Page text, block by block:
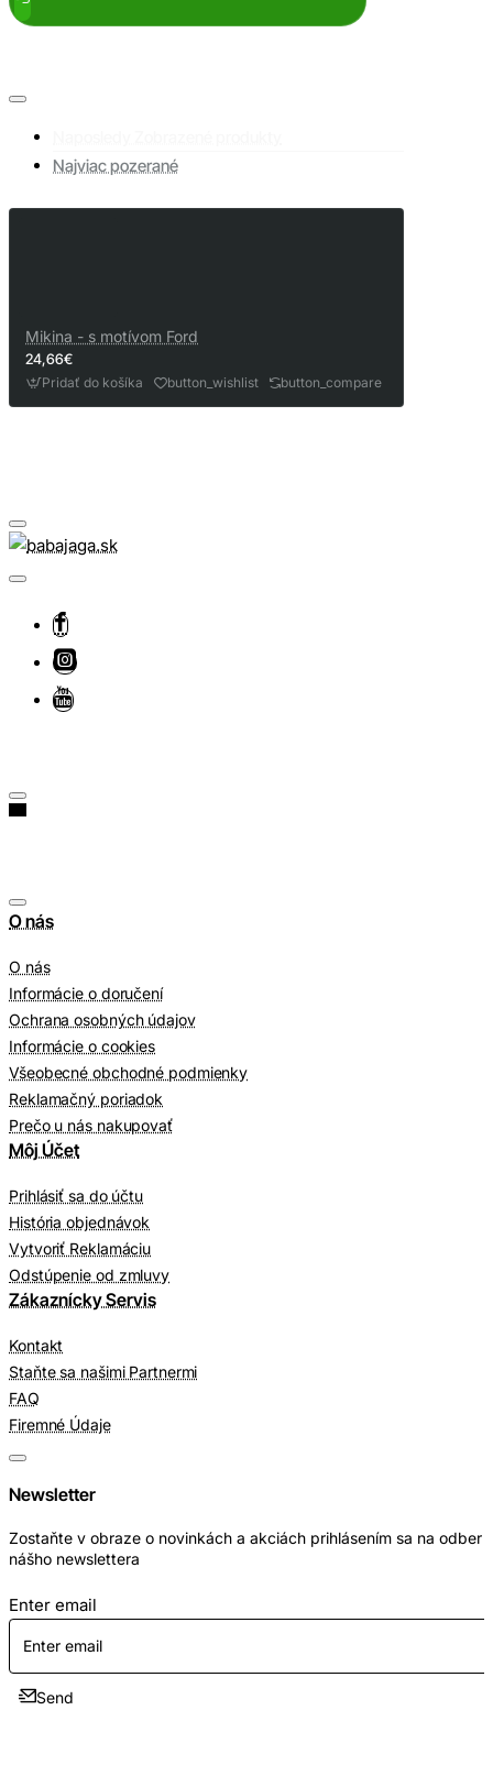
Najviac pozerané
Mikina - s motívom Ford
24,66€
Pridať do košíka button_wishlist button_compare
O nás
O nás
Informácie o doručení
Ochrana osobných údajov
Informácie o cookies
Všeobecné obchodné podmienky
Reklamačný poriadok
Prečo u nás nakupovať
Môj Účet
Prihlásiť sa do účtu
História objednávok
Vytvoriť Reklamáciu
Odstúpenie od zmluvy
Zákaznícky Servis
Kontakt
Staňte sa našimi Partnermi
FAQ
Firemné Údaje
Newsletter
Zostaňte v obraze o novinkách a akciách prihlásením sa na odber
nášho newslettera
Enter email
Send